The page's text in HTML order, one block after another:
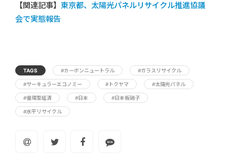
【関連記事】 東京都、太陽光パネルリサイクル推進協議
会で実態報告
TAGS #カーボンニュートラル #ガラスリサイクル
#サーキュラーエコノミー #トクヤマ #太陽光パネル
#循環型経済 #日本 #日本板硝子
#水平リサイクル